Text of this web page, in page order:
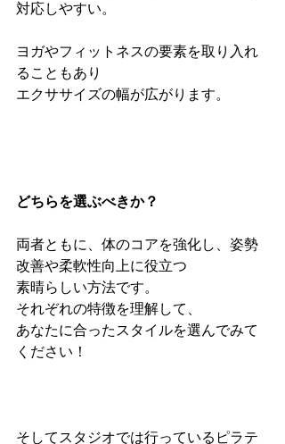
対応しやすい。
ヨガやフィットネスの要素を取り入れ
ることもあり
エクササイズの幅が広がります。
どちらを選ぶべきか？
両者ともに、体のコアを強化し、姿勢
改善や柔軟性向上に役立つ
素晴らしい方法です。
それぞれの特徴を理解して、
あなたに合ったスタイルを選んでみて
ください！
そしてスタジオでは行っているピラテ